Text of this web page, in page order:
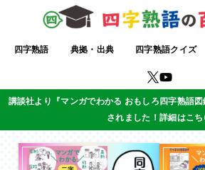
四字熟語 典拠・出典 四字熟語クイズ
講談社より『マンガでわかる おもしろ四字熟語
されました！詳細はこち